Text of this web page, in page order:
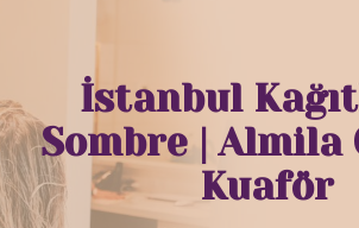
İstanbul
Sombre | Almila
Kuaför